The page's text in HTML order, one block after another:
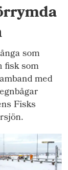
som
fisk som
med
Fisks